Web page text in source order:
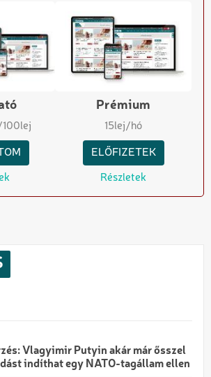
lej
Prémium
15lej/hó
ELŐFIZETEK
Részletek
Vlagyimir Putyin akár már ősszel
indíthat egy NATO-tagállam ellen